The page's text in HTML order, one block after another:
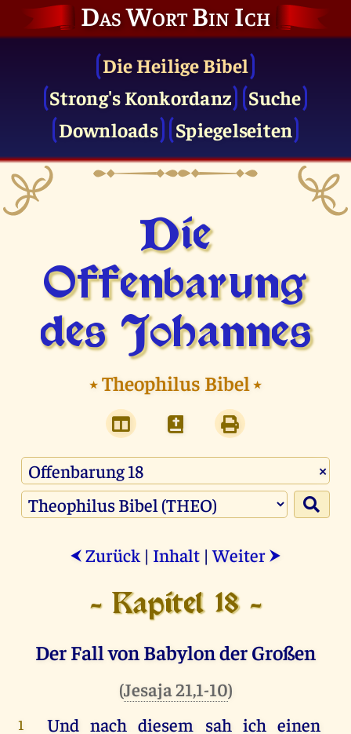
Das Wort Bin Ich
Die Heilige Bibel
Strong's Konkordanz
Suche
Downloads
Spiegelseiten
Die
Offenbarung
des Johannes
⭑Theophilus Bibel⭑
×
⮜ Zurück | Inhalt |Weiter ⮞
- Kapitel 18 -
Der Fall von Babylon der Großen
(Jesaja 21,1-10)
1 Und nach diesem sah ich einen